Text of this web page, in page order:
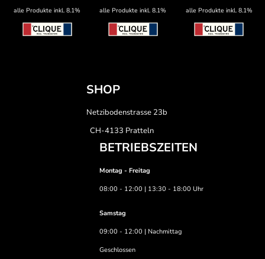
alle Produkte inkl. 8.1% alle Produkte inkl. 8.1% alle Produkte inkl. 8.1%
SHOP
Netzibodenstrasse 23b
CH-4133 Pratteln
BETRIEBSZEITEN
Montag - Freitag
08:00 - 12:00 | 13:30 - 18:00 Uhr
Samstag
09:00 - 12:00 | Nachmittag
Geschlossen